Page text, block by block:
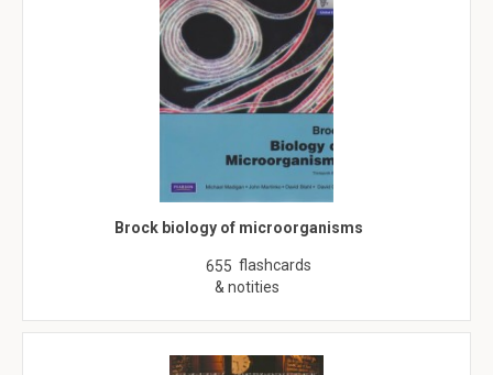
Brock biology of microorganisms
655 flashcards
& notities